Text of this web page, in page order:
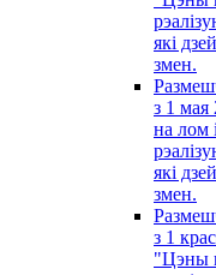
які
змен.
з 1 мая
на лом
які
змен.
з 1
"Цэны